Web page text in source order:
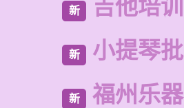
新 吉他培
新 小提琴
新 福州乐